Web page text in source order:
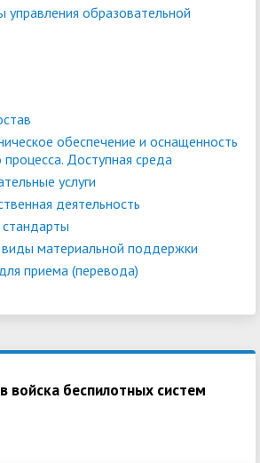
управления образовательной
обеспечение и оснащенность
Доступная среда
услуги
деятельность
материальной поддержки
приема (перевода)
войска беспилотных систем